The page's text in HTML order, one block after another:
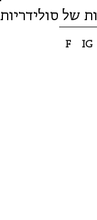
F IG
של סולידריות